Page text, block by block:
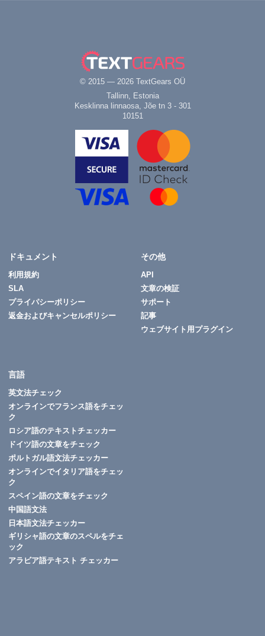
© 2015 — 2026 TextGears OÜ
Tallinn, Estonia
Kesklinna linnaosa, Jõe tn 3 - 301
10151
ドキュメント
利用規約
SLA
プライパシーポリシー
返金およびキャンセルポリシー
その他
API
文章の検証
サポート
記事
ウェブサイト用プラグイン
言語
英文法チェック
オンラインでフランス語をチェッ
ク
ロシア語のテキストチェッカー
ドイツ語の文章をチェック
ポルトガル語文法チェッカー
オンラインでイタリア語をチェッ
ク
スペイン語の文章をチェック
中国語文法
日本語文法チェッカー
ギリシャ語の文章のスペルをチェ
ック
アラビア語テキスト チェッカー